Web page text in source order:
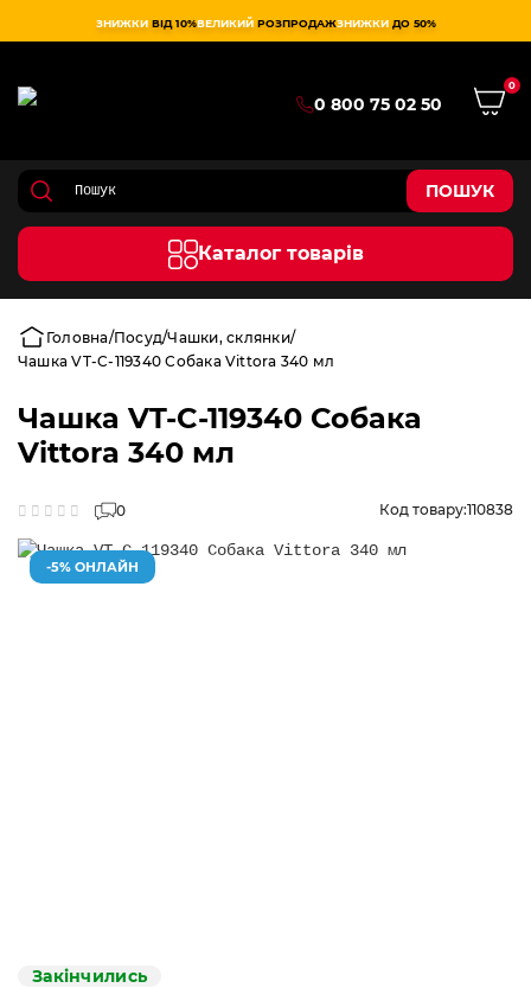
ЗНИЖКИ ВІД 10%ВЕЛИКИЙ РОЗПРОДАЖЗНИЖКИ ДО 50%
0 800 75 02 50
0
ПОШУК
Каталог товарів
Головна Посуд Чашки, склянки
Чашка VT-C-119340 Собака Vittora 340 мл
Чашка VT-C-119340 Собака
Vittora 340 мл
0 Код товару:110838
-5% ОНЛАЙН
Закінчились